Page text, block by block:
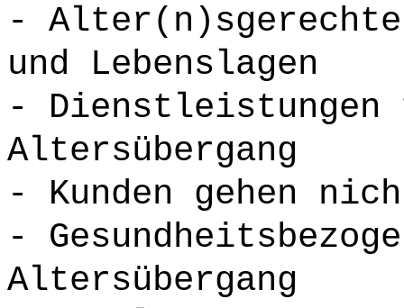
- Alter(n)sgerechte
und Lebenslagen
- Dienstleistungen
Altersübergang
- Kunden gehen
-
Altersübergang